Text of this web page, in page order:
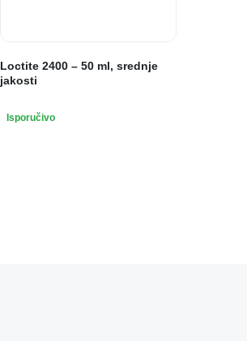
Loctite 2400 – 50 ml, srednje
jakosti
Isporučivo